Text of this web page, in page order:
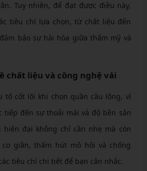
Tuy nhiên, để đạt được điều này,
tiêu chí lựa chọn, từ chất liệu đến
bảo sự hài hòa giữa thẩm mỹ và
chất liệu và công nghệ vải
tố cốt lõi khi chọn quần cầu lông, vì
tiếp đến sự thoải mái và độ bền sản
hiện đại không chỉ cần nhẹ mà còn
giãn, thấm hút mồ hôi và chống
tiêu chí chi tiết để bạn cân nhắc.